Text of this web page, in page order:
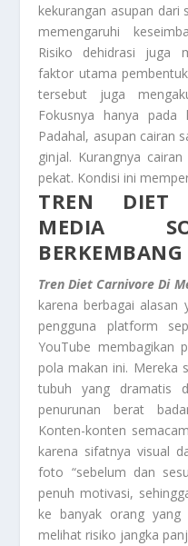
kekurangan asupan dari
memengaruhi
Risiko dehidrasi juga
faktor utama
tersebut juga
Fokusnya hanya pada
Padahal, asupan cairan
ginjal. Kurangnya
pekat. Kondisi ini
TREN DIET
MEDIA
BERKEMBANG
Tren Diet Carnivore Di
karena berbagai alasan
pengguna platform
YouTube membagikan
pola makan ini. Mereka
tubuh yang dramatis
penurunan berat
Konten-konten
karena sifatnya visual
foto “sebelum dan
penuh motivasi,
ke banyak orang yang
melihat risiko jangka